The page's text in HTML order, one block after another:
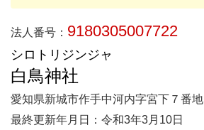
法人番号： 9180305007722
シロトリジンジャ
白鳥神社
愛知県新城市作手中河内字宮下７番地
最終更新年月日：令和3年3月10日